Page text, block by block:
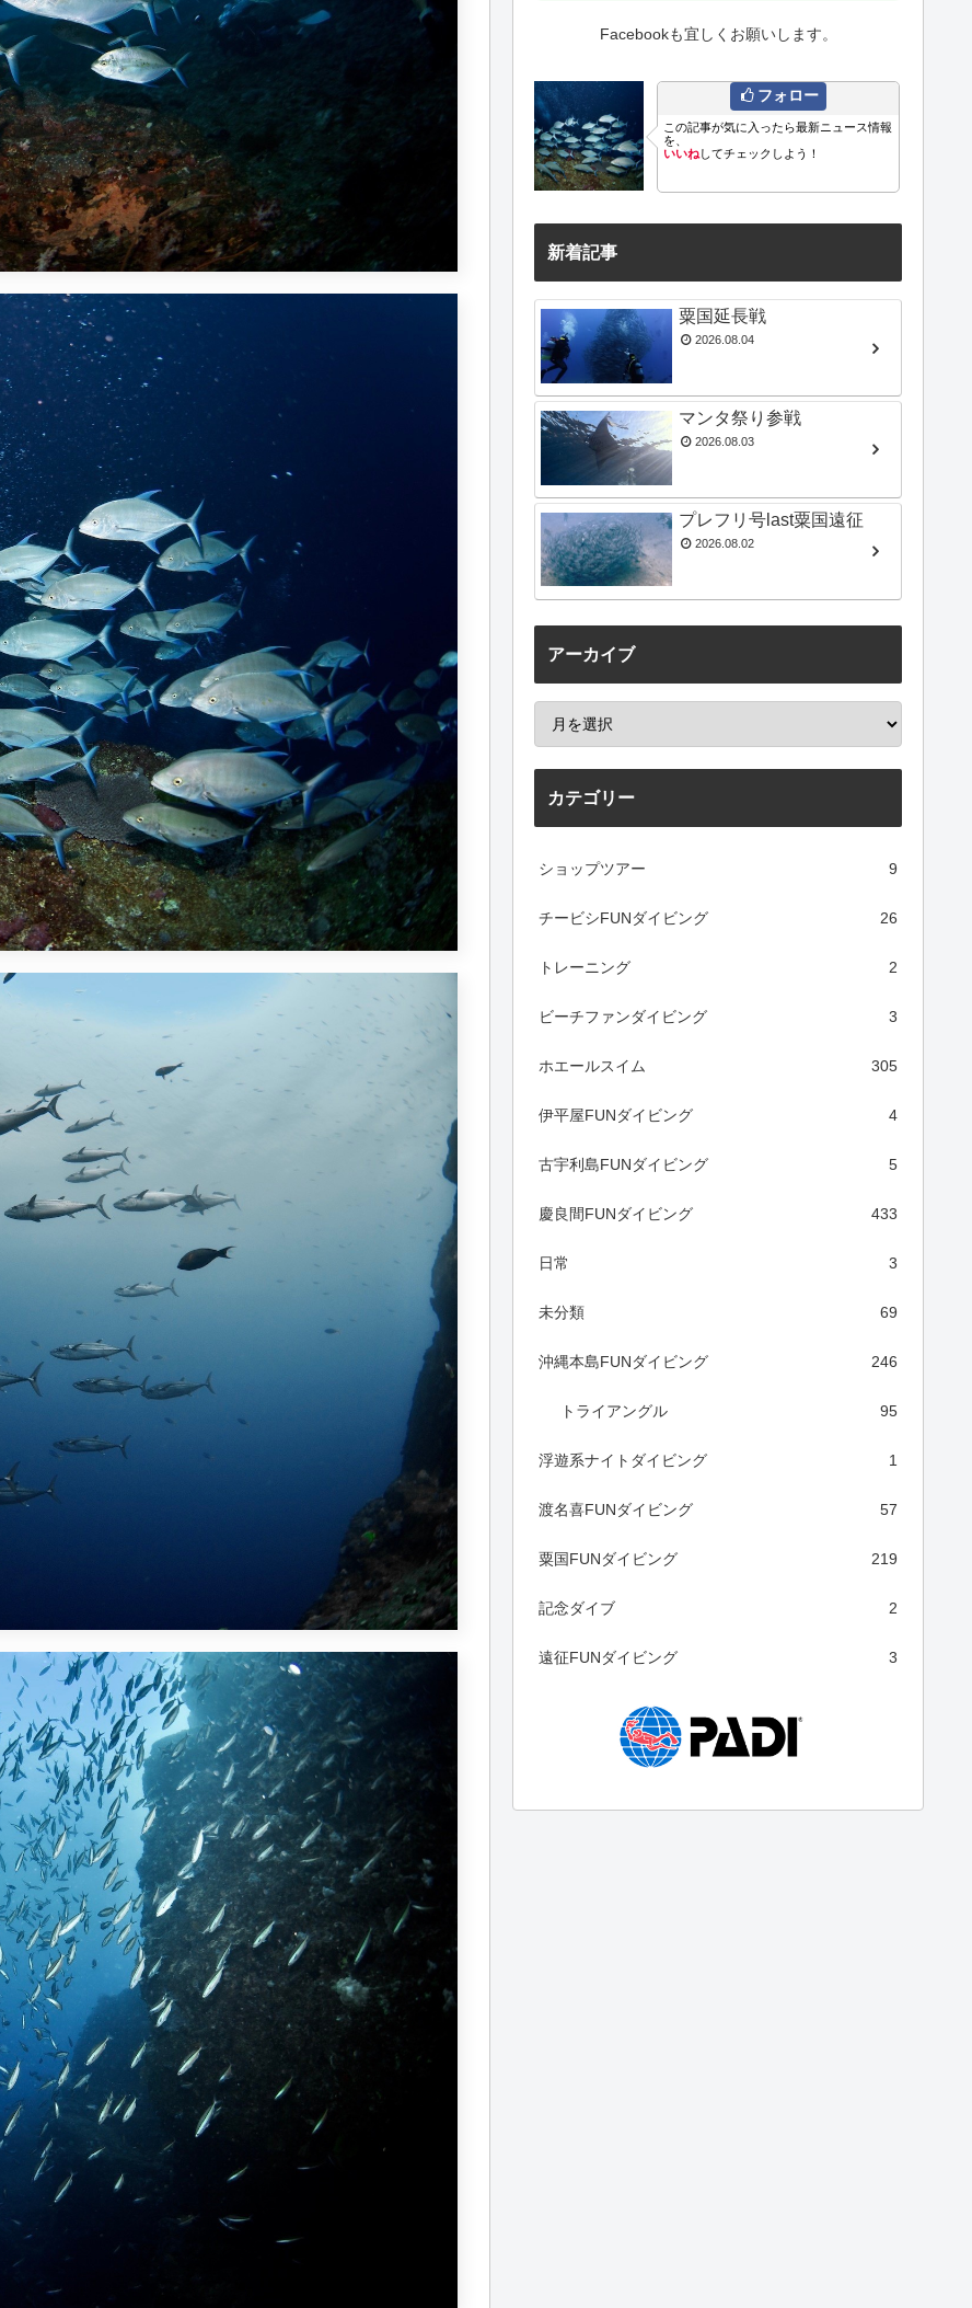
Facebookも宜しくお願いします。
フォロー
この記事が気に入ったら最新ニュース情報
を、
いいねしてチェックしよう！
新着記事
粟国延長戦
2026.08.04
マンタ祭り参戦
2026.08.03
プレフリ号last粟国遠征
2026.08.02
アーカイブ
カテゴリー
ショップツアー 9
チービシFUNダイビング 26
トレーニング 2
ビーチファンダイビング 3
ホエールスイム 305
伊平屋FUNダイビング 4
古宇利島FUNダイビング 5
慶良間FUNダイビング 433
日常 3
未分類 69
沖縄本島FUNダイビング 246
トライアングル 95
浮遊系ナイトダイビング 1
渡名喜FUNダイビング 57
粟国FUNダイビング 219
記念ダイブ 2
遠征FUNダイビング 3